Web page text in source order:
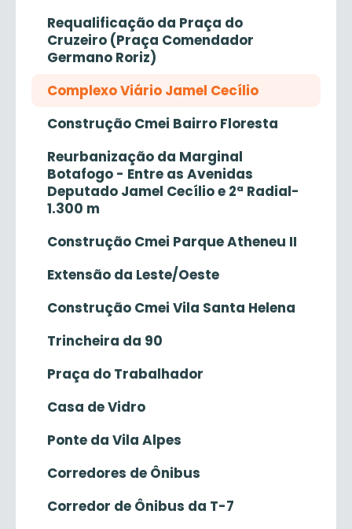
Requalificação da Praça do
Cruzeiro (Praça Comendador
Germano Roriz)
Complexo Viário Jamel Cecílio
Construção Cmei Bairro Floresta
Reurbanização da Marginal
Botafogo - Entre as Avenidas
Deputado Jamel Cecílio e 2ª Radial-
1.300 m
Construção Cmei Parque Atheneu II
Extensão da Leste/Oeste
Construção Cmei Vila Santa Helena
Trincheira da 90
Praça do Trabalhador
Casa de Vidro
Ponte da Vila Alpes
Corredores de Ônibus
Corredor de Ônibus da T-7